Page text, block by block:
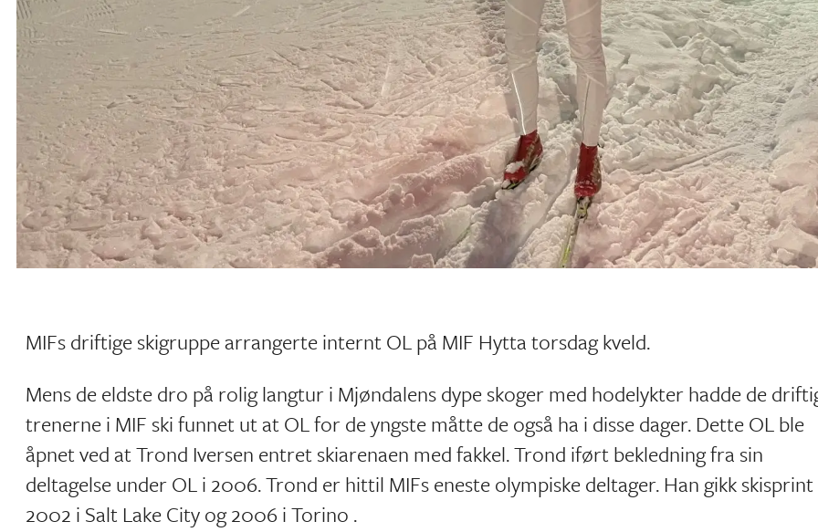
MIFs driftige skigruppe arrangerte internt OL på MIF Hytta torsdag kveld.
Mens de eldste dro på rolig langtur i Mjøndalens dype skoger med hodelykter hadde de
trenerne i MIF ski funnet ut at OL for de yngste måtte de også ha i disse dager. Dette OL ble
åpnet ved at Trond Iversen entret skiarenaen med fakkel. Trond iført bekledning fra sin
deltagelse under OL i 2006. Trond er hittil MIFs eneste olympiske deltager. Han gikk
2002 i Salt Lake City og 2006 i Torino .